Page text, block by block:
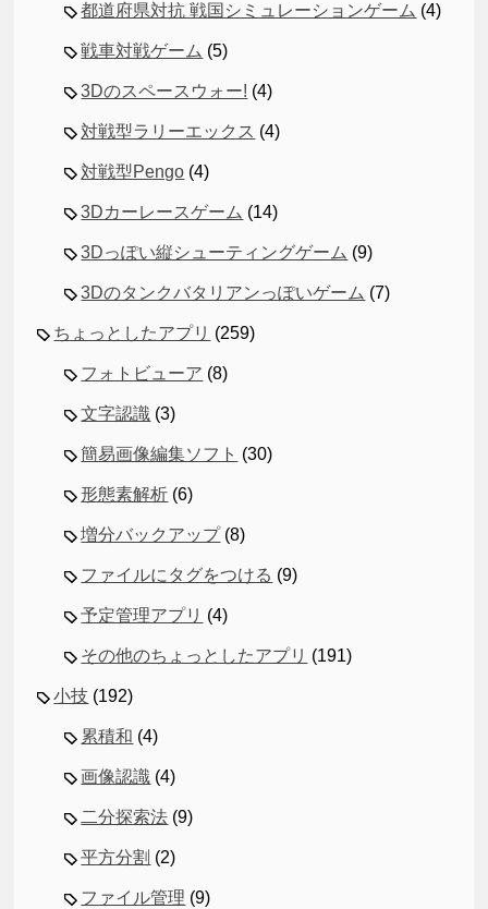
都道府県対抗 戦国シミュレーションゲーム (4)
戦車対戦ゲーム (5)
3Dのスペースウォー! (4)
対戦型ラリーエックス (4)
対戦型Pengo (4)
3Dカーレースゲーム (14)
3Dっぽい縦シューティングゲーム (9)
3Dのタンクバタリアンっぽいゲーム (7)
ちょっとしたアプリ (259)
フォトビューア (8)
文字認識 (3)
簡易画像編集ソフト (30)
形態素解析 (6)
増分バックアップ(8)
ファイルにタグをつける (9)
予定管理アプリ (4)
その他のちょっとしたアプリ (191)
小技 (192)
累積和 (4)
画像認識 (4)
二分探索法 (9)
平方分割 (2)
ファイル管理 (9)